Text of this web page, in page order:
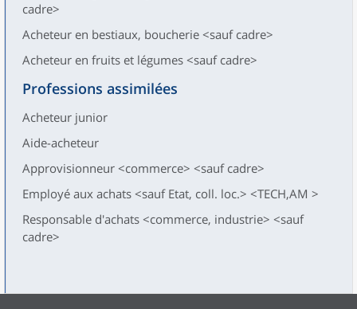
cadre>
Acheteur en bestiaux, boucherie <sauf cadre>
Acheteur en fruits et légumes <sauf cadre>
Professions assimilées
Acheteur junior
Aide-acheteur
Approvisionneur <commerce> <sauf cadre>
Employé aux achats <sauf Etat, coll. loc.> <TECH,AM >
Responsable d'achats <commerce, industrie> <sauf
cadre>